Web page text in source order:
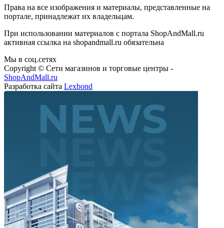
Права на все изображения и материалы, представленные на
портале, принадлежат их владельцам.
При использовании материалов с портала ShopAndMall.ru
активная ссылка на shopandmall.ru обязательна
Мы в соц.сетях
Copyright © Сети магазинов и торговые центры -
ShopAndMall.ru
Разработка сайта Lexbond